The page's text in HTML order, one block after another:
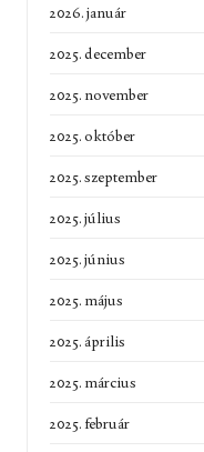
2026. január
2025. december
2025. november
2025. október
2025. szeptember
2025. július
2025. június
2025. május
2025. április
2025. március
2025. február